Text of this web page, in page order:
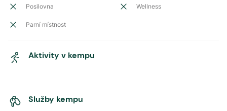
Posilovna Wellness
Parní místnost
Aktivity v kempu
Služby kempu